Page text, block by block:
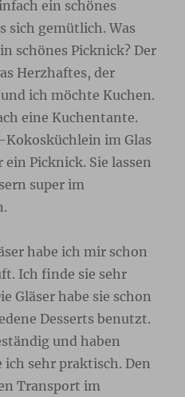
ein schönes
sich gemütlich. Was
schönes Picknick? Der
Herzhaftes, der
ich möchte Kuchen.
eine Kuchentante.
im Glas
Picknick. Sie lassen
super im
habe ich mir schon
Ich finde sie sehr
Gläser habe sie schon
Desserts benutzt.
und haben
ich sehr praktisch. Den
Transport im